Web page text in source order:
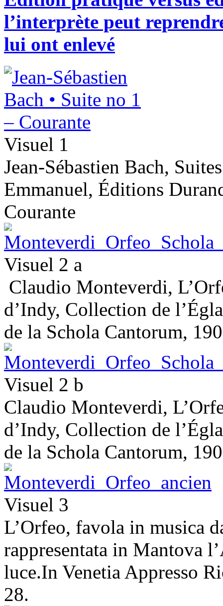
l’interprète peut
lui ont enlevé
Visuel 1
Jean-Sébastien Bach,
Emmanuel, Éditions
Courante
Visuel 2 a
Claudio Monteverdi,
d’Indy, Collection de
de la Schola Cantorum,
Visuel 2 b
Claudio Monteverdi,
d’Indy, Collection de
de la Schola Cantorum,
Visuel 3
L’Orfeo, favola in musica
rappresentata in Mantova
luce.In Venetia Appresso
28.